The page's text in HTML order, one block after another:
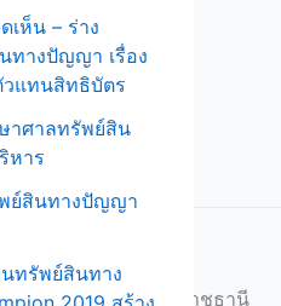
ธุ์,นครราชสีมา,อุบลราชธานี
ห็น – ร่าง
ทางปัญญา เรื่อง
วแทนสิทธิบัตร
าศาลทรัพย์สิน
หาร
ย์สินทางปัญญา
ทรัพย์สินทาง